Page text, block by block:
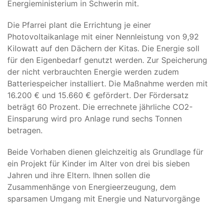
Energieministerium in Schwerin mit.
Die Pfarrei plant die Errichtung je einer
Photovoltaikanlage mit einer Nennleistung von 9,92
Kilowatt auf den Dächern der Kitas. Die Energie soll
für den Eigenbedarf genutzt werden. Zur Speicherung
der nicht verbrauchten Energie werden zudem
Batteriespeicher installiert. Die Maßnahme werden mit
16.200 € und 15.660 € gefördert. Der Fördersatz
beträgt 60 Prozent. Die errechnete jährliche CO2-
Einsparung wird pro Anlage rund sechs Tonnen
betragen.
Beide Vorhaben dienen gleichzeitig als Grundlage für
ein Projekt für Kinder im Alter von drei bis sieben
Jahren und ihre Eltern. Ihnen sollen die
Zusammenhänge von Energieerzeugung, dem
sparsamen Umgang mit Energie und Naturvorgänge